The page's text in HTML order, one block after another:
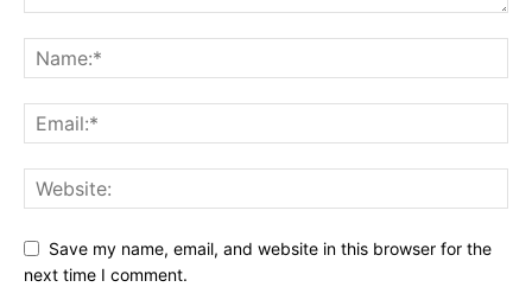
Save my name, email, and website in this browser for the
next time I comment.